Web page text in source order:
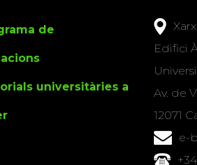
de
universitàries a
Edifici
Av. de
12071
e-